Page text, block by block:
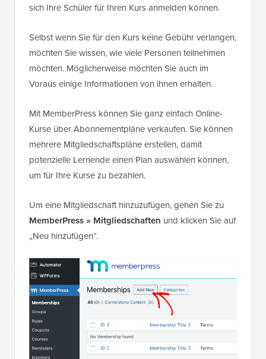
sich Ihre Schüler für Ihren Kurs anmelden können.
Selbst wenn Sie für den Kurs keine Gebühr verlangen,
möchten Sie wissen, wie viele Personen teilnehmen
möchten. Möglicherweise möchten Sie auch im
Voraus einige Informationen von ihnen erhalten.
Mit MemberPress können Sie ganz einfach Online-
Kurse über Abonnementpläne verkaufen. Sie können
mehrere Mitgliedschaftspläne erstellen, damit
potenzielle Lernende einen Plan auswählen können,
um für Ihre Kurse zu bezahlen.
Um eine Mitgliedschaft hinzuzufügen, gehen Sie zu
MemberPress » Mitgliedschaften und klicken Sie auf
„Neu hinzufügen“.